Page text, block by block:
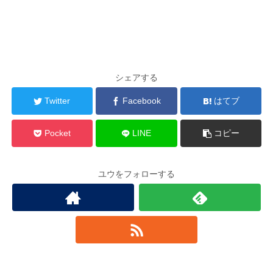
シェアする
Twitter Facebook はてブ
Pocket LINE コピー
ユウをフォローする